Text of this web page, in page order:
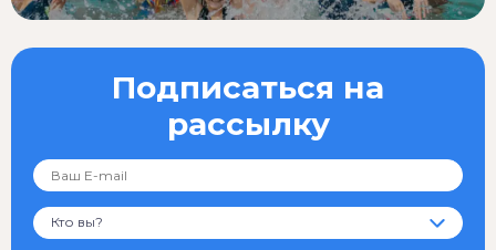
Подписаться на
рассылку
Кто вы?